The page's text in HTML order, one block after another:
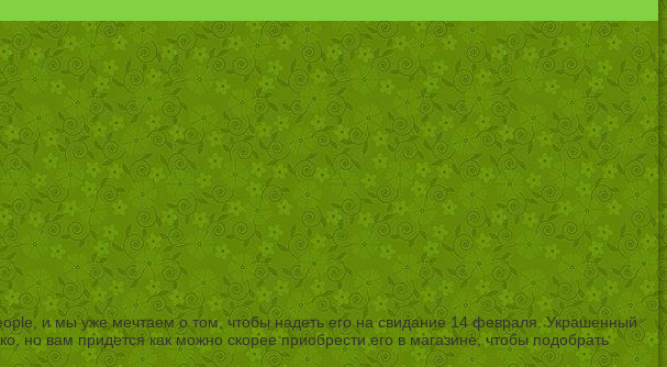
и мы уже мечтаем о том, чтобы надеть его на свидание 14 февраля. Украшенный
но вам придется как можно скорее приобрести его в магазине, чтобы подобрать